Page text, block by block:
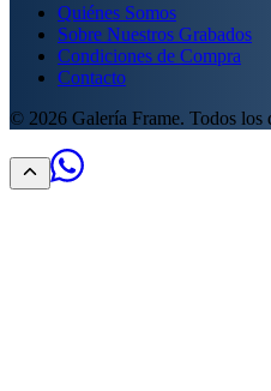
Quiénes Somos
Sobre Nuestros Grabados
Condiciones de Compra
Contacto
© 2026 Galería Frame. Todos los